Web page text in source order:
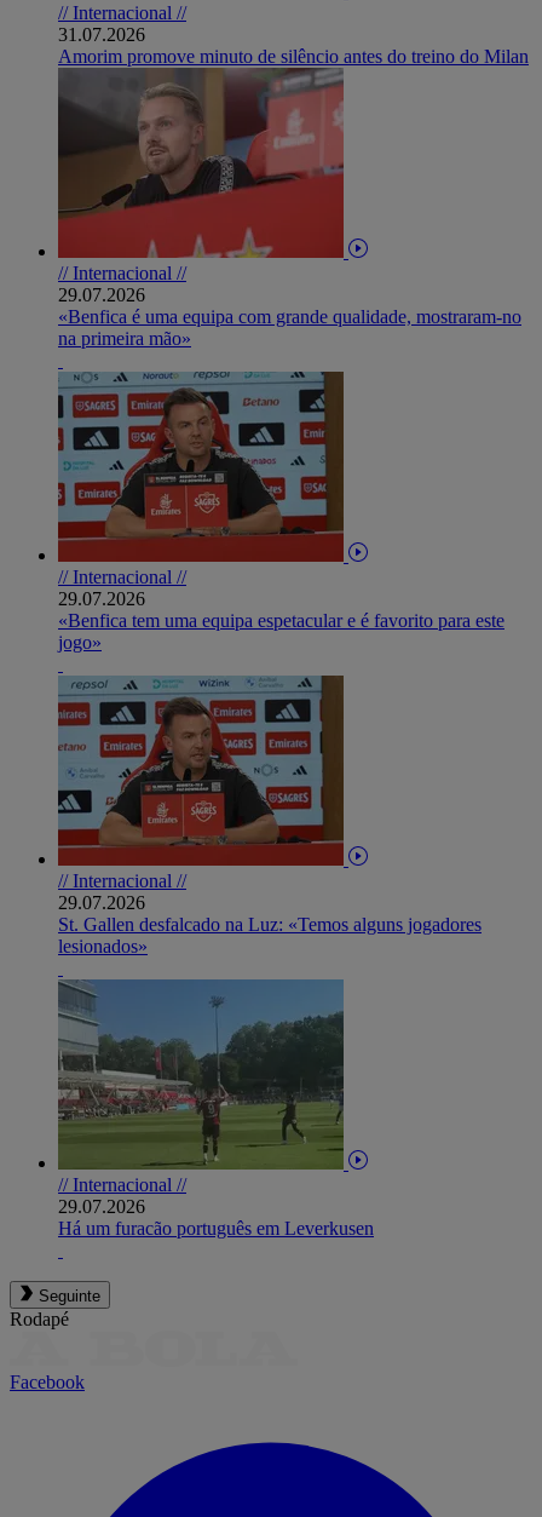
// Internacional //
31.07.2026
Amorim promove minuto de silêncio antes do treino do Milan
// Internacional //
29.07.2026
«Benfica é uma equipa com grande qualidade, mostraram-no
na primeira mão»
// Internacional //
29.07.2026
«Benfica tem uma equipa espetacular e é favorito para este
jogo»
// Internacional //
29.07.2026
St. Gallen desfalcado na Luz: «Temos alguns jogadores
lesionados»
// Internacional //
29.07.2026
Há um furacão português em Leverkusen
Seguinte
Rodapé
Facebook